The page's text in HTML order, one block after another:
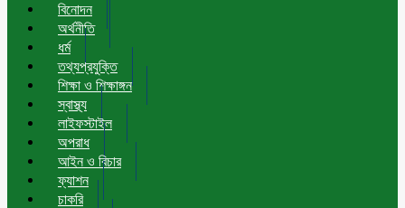
বিনোদন
অর্থনীতি
ধর্ম
তথ্যপ্রযুক্তি
শিক্ষা ও শিক্ষাঙ্গন
স্বাস্থ্য
লাইফস্টাইল
অপরাধ
আইন ও বিচার
ফ্যাশন
চাকরি